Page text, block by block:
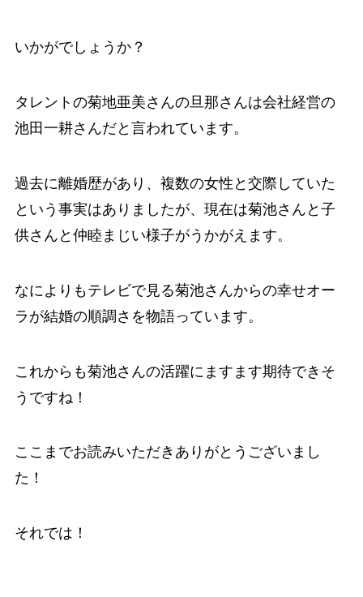
いかがでしょうか？
タレントの菊地亜美さんの旦那さんは会社経営の
池田一耕さんだと言われています。
過去に離婚歴があり、複数の女性と交際していた
という事実はありましたが、現在は菊池さんと子
供さんと仲睦まじい様子がうかがえます。
なによりもテレビで見る菊池さんからの幸せオー
ラが結婚の順調さを物語っています。
これからも菊池さんの活躍にますます期待できそ
うですね！
ここまでお読みいただきありがとうございまし
た！
それでは！